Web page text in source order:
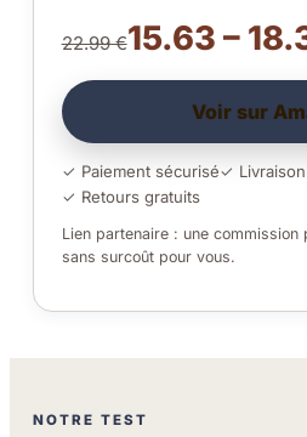
22.99 €15.63 –
Voir sur
✓ Paiement sécurisé✓
✓ Retours gratuits
Lien partenaire : une commission
sans surcoût pour vous.
NOTRE TEST